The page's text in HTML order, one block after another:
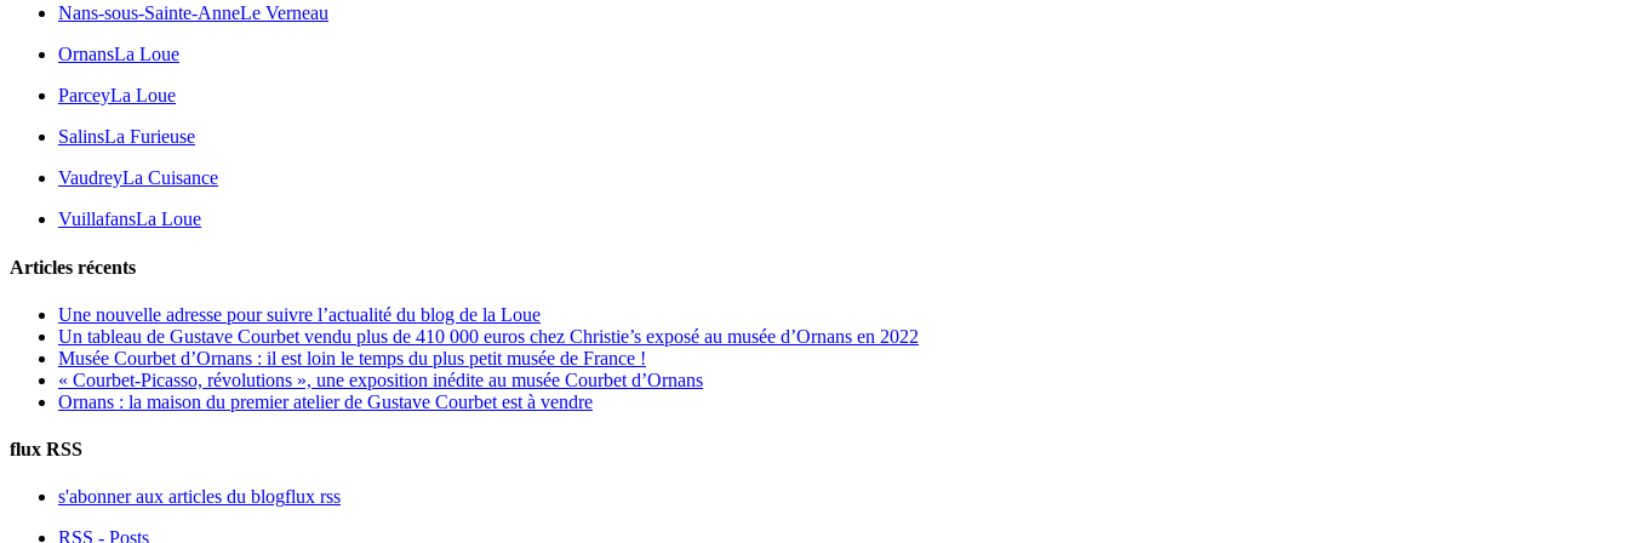
Nans-sous-Sainte-AnneLe Verneau
OrnansLa Loue
ParceyLa Loue
SalinsLa Furieuse
VaudreyLa Cuisance
VuillafansLa Loue
Articles récents
Une nouvelle adresse pour suivre l’actualité du blog de la Loue
Un tableau de Gustave Courbet vendu plus de 410 000 euros chez Christie’s exposé au musée d’Ornans en 2022
Musée Courbet d’Ornans : il est loin le temps du plus petit musée de France !
« Courbet-Picasso, révolutions », une exposition inédite au musée Courbet d’Ornans
Ornans : la maison du premier atelier de Gustave Courbet est à vendre
flux RSS
s'abonner aux articles du blogflux rss
RSS - Posts